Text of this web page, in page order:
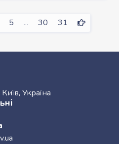
5 ... 30 31 Next
Україна